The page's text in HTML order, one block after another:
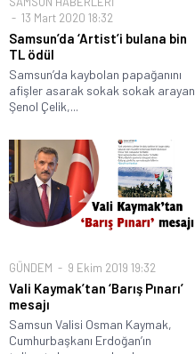
13 Mart 2020 18:32
Samsun’da ‘Artist’i bulana bin
TL ödül
Samsun’da kaybolan papağanını
afişler asarak sokak sokak arayan
Şenol Çelik,...
GÜNDEM 9 Ekim 2019 19:32
Vali Kaymak’tan ‘Barış Pınarı’
mesajı
Samsun Valisi Osman Kaymak,
Cumhurbaşkanı Erdoğan’ın